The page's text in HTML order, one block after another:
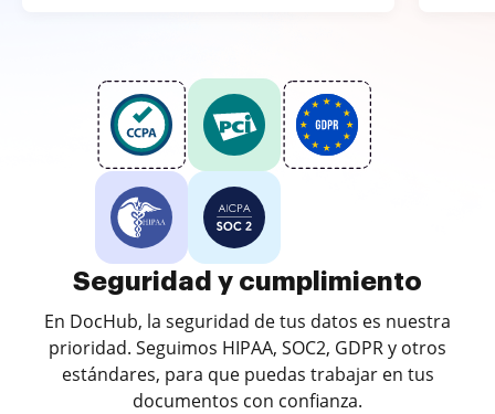
Seguridad y cumplimiento
En DocHub, la seguridad de tus datos es nuestra
prioridad. Seguimos HIPAA, SOC2, GDPR y otros
estándares, para que puedas trabajar en tus
documentos con confianza.